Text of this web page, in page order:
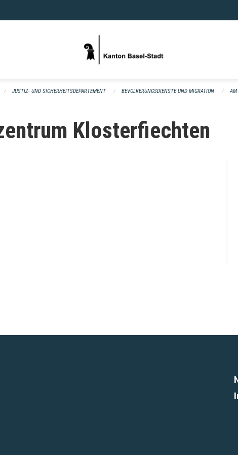
JUSTIZ- UND SICHERHEITSDEPARTEMENT BEVÖLKERUNGSDIENSTE UND MIGRATION
Klosterfiechten